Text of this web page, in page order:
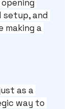
and
a
as a
way to